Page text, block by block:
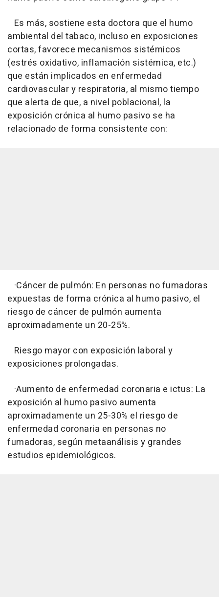
Es más, sostiene esta doctora que el humo
ambiental del tabaco, incluso en exposiciones
cortas, favorece mecanismos sistémicos
(estrés oxidativo, inflamación sistémica, etc.)
que están implicados en enfermedad
cardiovascular y respiratoria, al mismo tiempo
que alerta de que, a nivel poblacional, la
exposición crónica al humo pasivo se ha
relacionado de forma consistente con:
·Cáncer de pulmón: En personas no fumadoras
expuestas de forma crónica al humo pasivo, el
riesgo de cáncer de pulmón aumenta
aproximadamente un 20-25%.
Riesgo mayor con exposición laboral y
exposiciones prolongadas.
·Aumento de enfermedad coronaria e ictus: La
exposición al humo pasivo aumenta
aproximadamente un 25-30% el riesgo de
enfermedad coronaria en personas no
fumadoras, según metaanálisis y grandes
estudios epidemiológicos.